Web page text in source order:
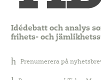
Idédebatt och analys
frihets- och
Prenumerera på